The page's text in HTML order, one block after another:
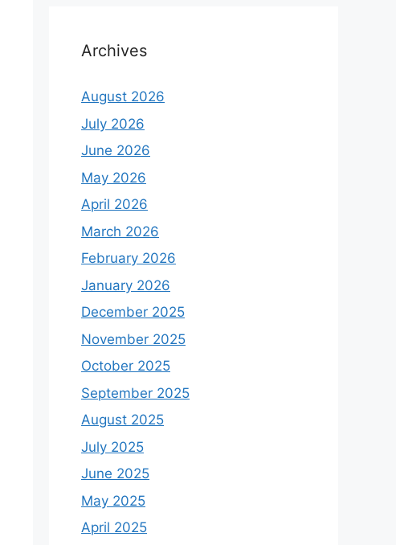
Archives
August 2026
July 2026
June 2026
May 2026
April 2026
March 2026
February 2026
January 2026
December 2025
November 2025
October 2025
September 2025
August 2025
July 2025
June 2025
May 2025
April 2025